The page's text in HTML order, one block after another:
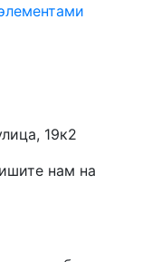
19к2
нам на